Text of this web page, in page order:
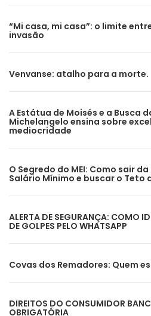
“Mi casa, mi casa”: o limite
invasão
Venvanse: atalho para a morte.
A Estátua de Moisés e a Busca
Michelangelo ensina sobre
mediocridade
O Segredo do MEI: Como sair
Salário Mínimo e buscar o Teto
ALERTA DE SEGURANÇA: COMO
DE GOLPES PELO WHATSAPP
Covas dos Remadores: Quem
DIREITOS DO CONSUMIDOR
OBRIGATÓRIA